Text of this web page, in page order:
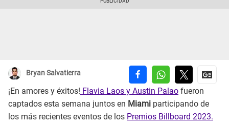
Bryan Salvatierra
¡En amores y éxitos! Flavia Laos y Austin Palao fueron
captados esta semana juntos en Miami participando de
los más recientes eventos de los Premios Billboard 2023.